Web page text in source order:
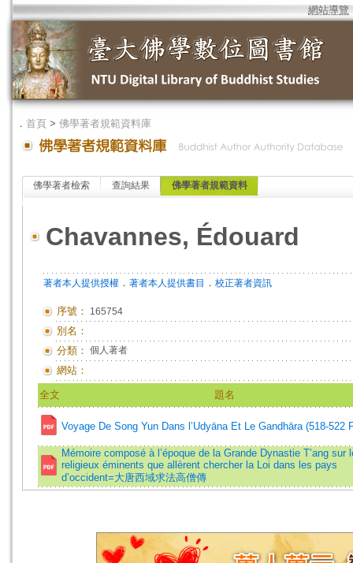
網站導覽
． 首頁 > 佛學著者規範資料庫
佛學著者檢索 查詢結果 佛學著者規範資料
Chavannes, Édouard
著者本人提供授權 ． 著者本人提供書目 ． 校正著者資訊
序號： 165754
別名：
分類： 個人著者
網站：
全文 題名
Voyage De Song Yun Dans l’Udyāna Et Le Gandhāra (518-522
Mémoire composé à l’époque de la Grande Dynastie T’ang sur
religieux éminents que allèrent chercher la Loi dans les pays
d’occident=大唐西域求法高僧傳